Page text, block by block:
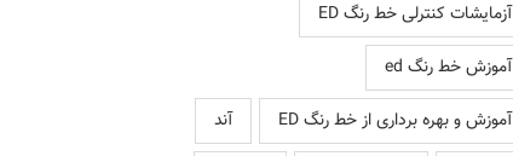
آزمایشات کنترلی خط رنگ ED
آموزش خط رنگ ed
آموزش و بهره برداری از خط رنگ ED
آند